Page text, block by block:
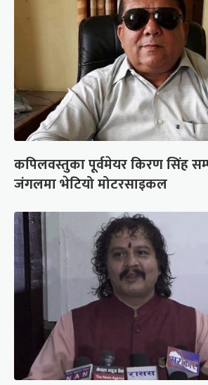
कपिलवस्तुका पूर्वमेयर किरण सिंह
जंगलमा भेटियो मोटरसाइकल